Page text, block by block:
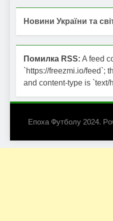
Новини України та
Помилка RSS: A feed
`https://freezmi.io/feed`;
and content-type is `text/
Епоха Футболу 2024.